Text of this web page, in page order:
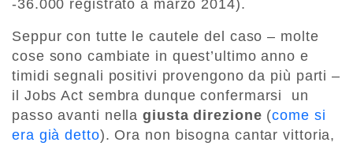
-36.000 registrato a marzo 2014).
Seppur con tutte le cautele del caso – molte
cose sono cambiate in quest’ultimo anno e
timidi segnali positivi provengono da più parti –
il Jobs Act sembra dunque confermarsi un
passo avanti nellagiusta direzione (come si
era già detto). Ora non bisogna cantar vittoria,